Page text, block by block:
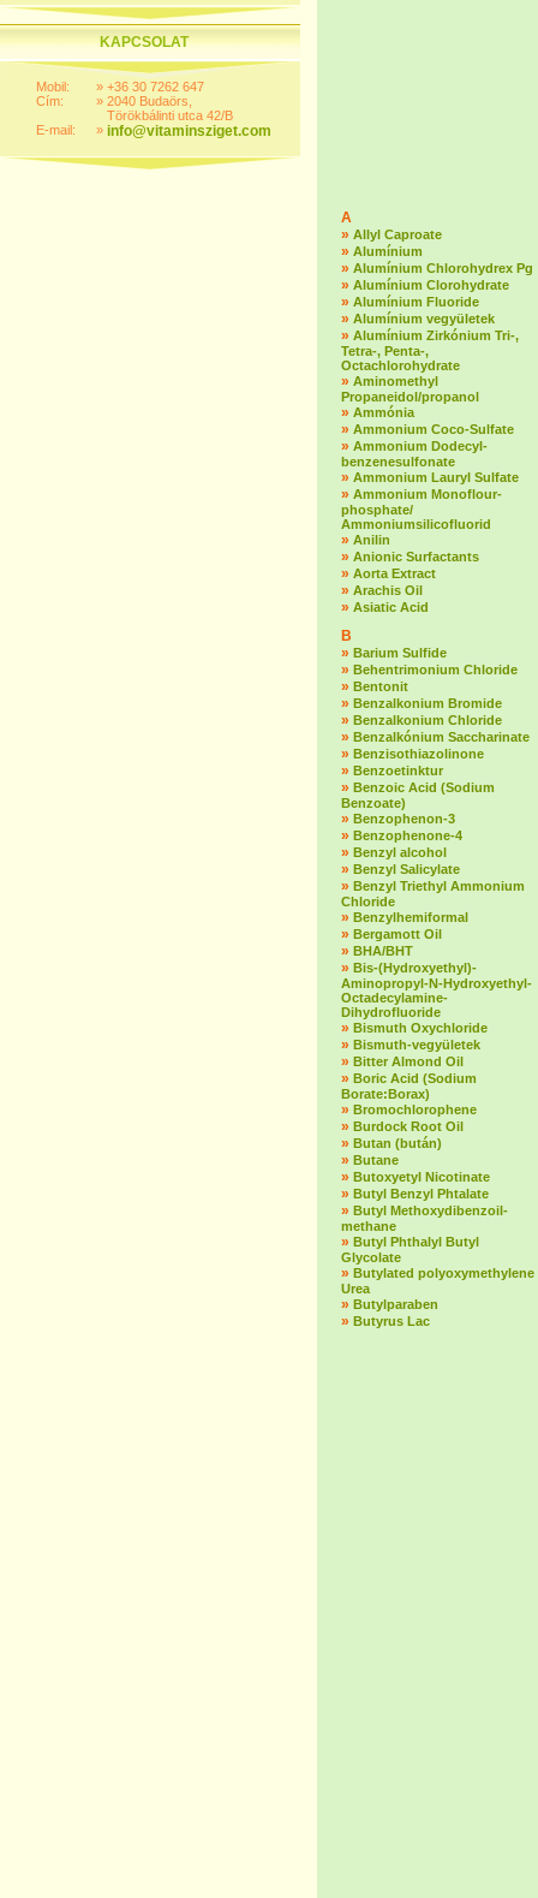
KAPCSOLAT
Mobil:
Cím:
E-mail:
»
»
»
+36 30 7262 647
2040 Budaörs,
Törökbálinti utca 42/B
info@vitaminsziget.com
A
» Allyl Caproate
» Alumínium
» Alumínium Chlorohydrex Pg
» Alumínium Clorohydrate
» Alumínium Fluoride
» Alumínium vegyületek
» Alumínium Zirkónium Tri-,
Tetra-, Penta-,
Octachlorohydrate
» Aminomethyl
Propaneidol/propanol
» Ammónia
» Ammonium Coco-Sulfate
» Ammonium Dodecyl-
benzenesulfonate
» Ammonium Lauryl Sulfate
» Ammonium Monoflour-
phosphate/
Ammoniumsilicofluorid
» Anilin
» Anionic Surfactants
» Aorta Extract
» Arachis Oil
» Asiatic Acid
B
» Barium Sulfide
» Behentrimonium Chloride
» Bentonit
» Benzalkonium Bromide
» Benzalkonium Chloride
» Benzalkónium Saccharinate
» Benzisothiazolinone
» Benzoetinktur
» Benzoic Acid (Sodium
Benzoate)
» Benzophenon-3
» Benzophenone-4
» Benzyl alcohol
» Benzyl Salicylate
» Benzyl Triethyl Ammonium
Chloride
» Benzylhemiformal
» Bergamott Oil
» BHA/BHT
» Bis-(Hydroxyethyl)-
Aminopropyl-N-Hydroxyethyl-
Octadecylamine-
Dihydrofluoride
» Bismuth Oxychloride
» Bismuth-vegyületek
» Bitter Almond Oil
» Boric Acid (Sodium
Borate:Borax)
» Bromochlorophene
» Burdock Root Oil
» Butan (bután)
» Butane
» Butoxyetyl Nicotinate
» Butyl Benzyl Phtalate
» Butyl Methoxydibenzoil-
methane
» Butyl Phthalyl Butyl
Glycolate
» Butylated polyoxymethylene
Urea
» Butylparaben
» Butyrus Lac